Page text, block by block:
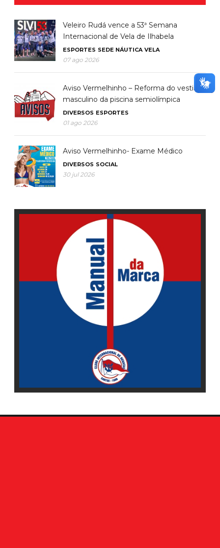
Veleiro Rudá vence a 53ª Semana
Internacional de Vela de Ilhabela
ESPORTES SEDE NÁUTICA VELA
07 ago 2026
Aviso Vermelhinho – Reforma do vestiário
masculino da piscina semiolímpica
DIVERSOS ESPORTES
01 ago 2026
Aviso Vermelhinho- Exame Médico
DIVERSOS SOCIAL
30 jul 2026